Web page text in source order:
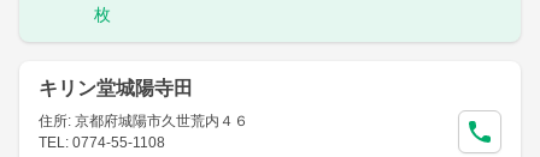
枚
キリン堂城陽寺田
住所: 京都府城陽市久世荒内４６
TEL: 0774-55-1108